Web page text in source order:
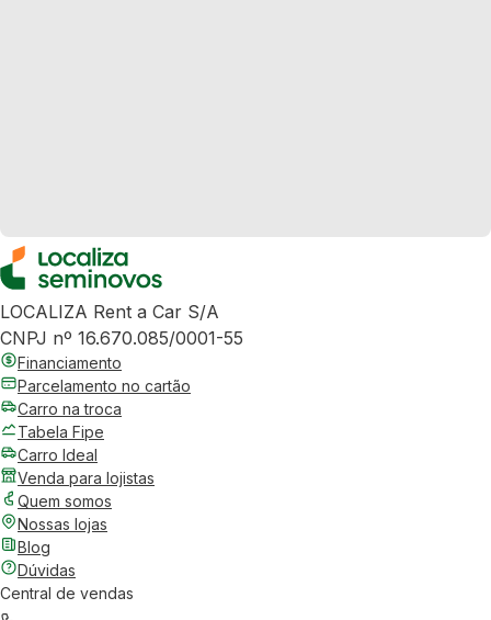
LOCALIZA Rent a Car S/A
CNPJ nº 16.670.085/0001-55
Financiamento
Parcelamento no cartão
Carro na troca
Tabela Fipe
Carro Ideal
Venda para lojistas
Quem somos
Nossas lojas
Blog
Dúvidas
Central de vendas